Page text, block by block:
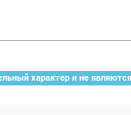
характер и не